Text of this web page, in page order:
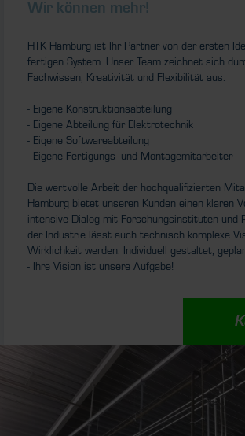
Wir können mehr!
HTK Hamburg ist Ihr Partner von der ersten
fertigen System. Unser Team zeichnet sich
Fachwissen, Kreativität und Flexibilität aus.
- Eigene Konstruktionsabteilung
- Eigene Abteilung für Elektrotechnik
- Eigene Softwareabteilung
- Eigene Fertigungs- und Montagemitarbeiter
Die wertvolle Arbeit der hochqualifizierten
Hamburg bietet unseren Kunden einen klaren
intensive Dialog mit Forschungsinstituten und
der Industrie lässt auch technisch komplexe
Wirklichkeit werden. Individuell gestaltet,
- Ihre Vision ist unsere Aufgabe!